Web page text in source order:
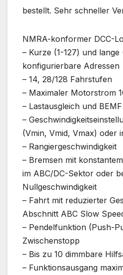
bestellt. Sehr schneller
NMRA-konformer DCC-
– Kurze (1-127) und lange
konfigurierbare Adressen
– 14, 28/128 Fahrstufen
– Maximaler Motorstrom
– Lastausgleich und BEMF
–
(Vmin, Vmid, Vmax) oder
– Rangiergeschwindigkeit
– Bremsen mit
im ABC/DC-Sektor oder
Nullgeschwindigkeit
– Fahrt mit reduzierter
Abschnitt ABC Slow
– Pendelfunktion (Push-
Zwischenstopp
– Bis zu 10 dimmbare
– Funktionsausgang